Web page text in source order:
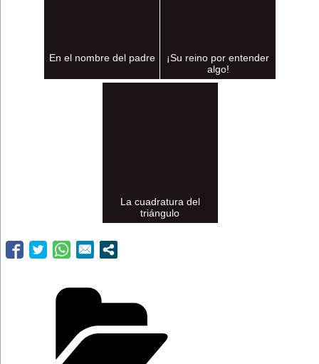
En el nombre del padre
¡Su reino por entender
algo!
La cuadratura del
triángulo